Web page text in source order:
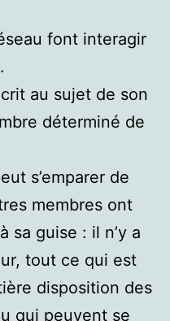
font interagir
au sujet de son
déterminé de
s’emparer de
membres ont
sa guise : il n’y a
tout ce qui est
disposition des
qui peuvent se